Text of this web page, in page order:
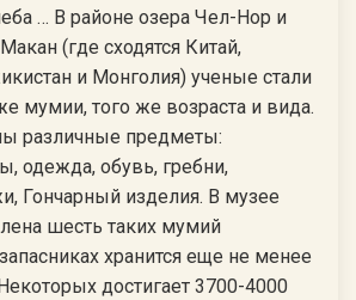
… В районе озера Чел-Нор и
(где сходятся Китай,
и Монголия) ученые стали
мумии, того же возраста и вида.
различные предметы:
одежда, обувь, гребни,
Гончарный изделия. В музее
шесть таких мумий
хранится еще не менее
достигает 3700-4000